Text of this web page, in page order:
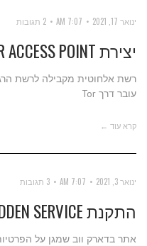
ינואר 17, 2021 7:07 AM 2 תגובות
יצירת TOR ACCESS POINT ברספברי פיי
רשת אלחוטית מקבילה לרשת
עובר דרך Tor
קרא עוד ←
ינואר 3, 2021 7:07 AM 3 תגובות
התקנת HIDDEN SERVICE ב-TOR על רספברי פיי
אתר בדארק ווב שמגן על